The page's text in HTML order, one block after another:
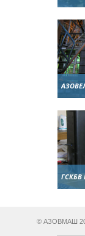
ГСКБВ
© АЗОВМАШ